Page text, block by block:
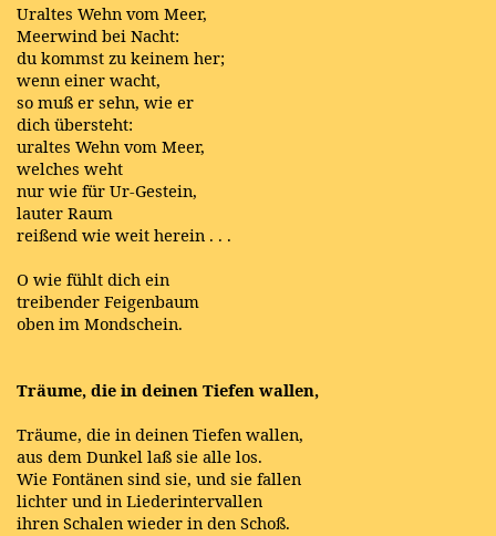
Uraltes Wehn vom Meer,
Meerwind bei Nacht:
du kommst zu keinem her;
wenn einer wacht,
so muß er sehn, wie er
dich übersteht:
uraltes Wehn vom Meer,
welches weht
nur wie für Ur-Gestein,
lauter Raum
reißend wie weit herein . . .
O wie fühlt dich ein
treibender Feigenbaum
oben im Mondschein.
Träume, die in deinen Tiefen wallen,
Träume, die in deinen Tiefen wallen,
aus dem Dunkel laß sie alle los.
Wie Fontänen sind sie, und sie fallen
lichter und in Liederintervallen
ihren Schalen wieder in den Schoß.